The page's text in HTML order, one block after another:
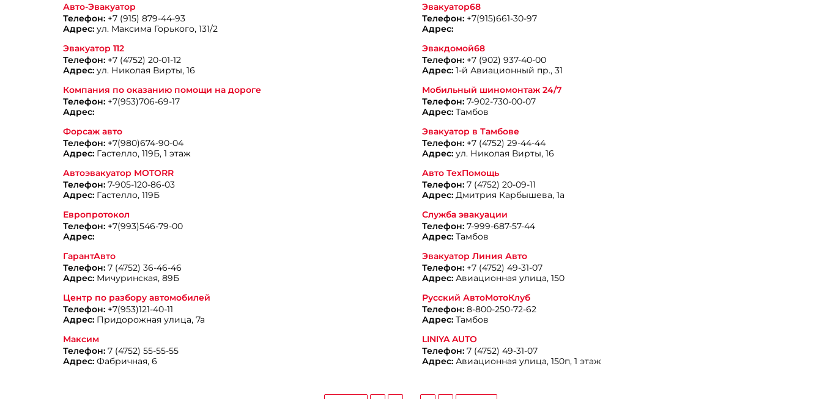
Авто-Эвакуатор
Телефон:+7 (915) 879-44-93
Адрес:ул. Максима Горького, 131/2
Эвакуатор68
Телефон:+7(915)661-30-97
Адрес:
Эвакуатор 112
Телефон:+7 (4752) 20-01-12
Адрес:ул. Николая Вирты, 16
Эвакдомой68
Телефон:+7 (902) 937-40-00
Адрес:1-й Авиационный пр., 31
Компания по оказанию помощи на дороге
Телефон:+7(953)706-69-17
Адрес:
Мобильный шиномонтаж 24/7
Телефон:7-902-730-00-07
Адрес:Тамбов
Форсаж авто
Телефон:+7(980)674-90-04
Адрес:Гастелло, 119Б, 1 этаж
Эвакуатор в Тамбове
Телефон:+7 (4752) 29-44-44
Адрес:ул. Николая Вирты, 16
Автоэвакуатор MOTORR
Телефон:7-905-120-86-03
Адрес:Гастелло, 119Б
Авто ТехПомощь
Телефон:7 (4752) 20-09-11
Адрес:Дмитрия Карбышева, 1а
Европротокол
Телефон:+7(993)546-79-00
Адрес:
Служба эвакуации
Телефон:7-999-687-57-44
Адрес:Тамбов
ГарантАвто
Телефон:7 (4752) 36-46-46
Адрес:Мичуринская, 89Б
Эвакуатор Линия Авто
Телефон:+7 (4752) 49-31-07
Адрес:Авиационная улица, 150
Центр по разбору автомобилей
Телефон:+7(953)121-40-11
Адрес:Придорожная улица, 7а
Русский АвтоМотоКлуб
Телефон:8-800-250-72-62
Адрес:Тамбов
Максим
Телефон:7 (4752) 55-55-55
Адрес:Фабричная, 6
LINIYA AUTO
Телефон:7 (4752) 49-31-07
Адрес:Авиационная улица, 150п, 1 этаж